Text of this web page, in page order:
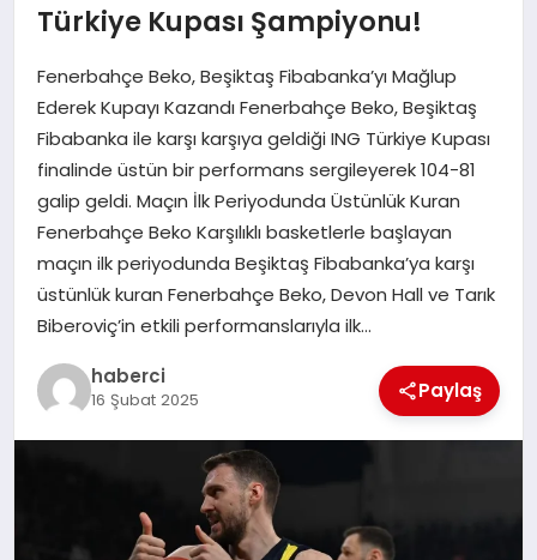
MAGAZIN
SAĞLIK
SIYASET
TEKNOLOJI
YAŞAM
Türkiye Kupası Şampiyonu!
Fenerbahçe Beko, Beşiktaş Fibabanka’yı Mağlup
Ederek Kupayı Kazandı Fenerbahçe Beko, Beşiktaş
Fibabanka ile karşı karşıya geldiği ING Türkiye Kupası
finalinde üstün bir performans sergileyerek 104-81
galip geldi. Maçın İlk Periyodunda Üstünlük Kuran
Fenerbahçe Beko Karşılıklı basketlerle başlayan
maçın ilk periyodunda Beşiktaş Fibabanka’ya karşı
üstünlük kuran Fenerbahçe Beko, Devon Hall ve Tarık
Biberoviç’in etkili performanslarıyla ilk…
haberci
16 Şubat 2025 Paylaş